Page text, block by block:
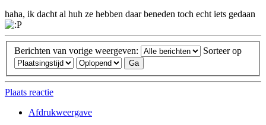
haha, ik dacht al huh ze hebben daar beneden toch echt iets gedaan
Berichten van vorige weergeven: Sorteer op
Plaats reactie
Afdrukweergave